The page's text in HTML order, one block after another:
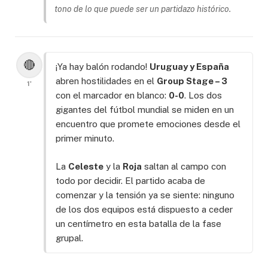
tono de lo que puede ser un partidazo histórico.
🔴
1'
¡Ya hay balón rodando! Uruguay y España
abren hostilidades en el Group Stage – 3
con el marcador en blanco: 0-0. Los dos
gigantes del fútbol mundial se miden en un
encuentro que promete emociones desde el
primer minuto.
La Celeste y la Roja saltan al campo con
todo por decidir. El partido acaba de
comenzar y la tensión ya se siente: ninguno
de los dos equipos está dispuesto a ceder
un centímetro en esta batalla de la fase
grupal.